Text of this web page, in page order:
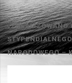
59"
„ZREALIZOWANO
NARODOWEGO –